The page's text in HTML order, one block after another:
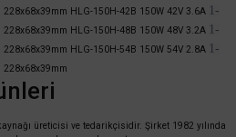
228x68x39mm HLG-150H-42B 150W 42V 3.6A 1-
228x68x39mm HLG-150H-48B 150W 48V 3.2A 1-
228x68x39mm HLG-150H-54B 150W 54V 2.8A 1-
228x68x39mm
üreticisi ve tedarikçisidir. Şirket 1982 yılında